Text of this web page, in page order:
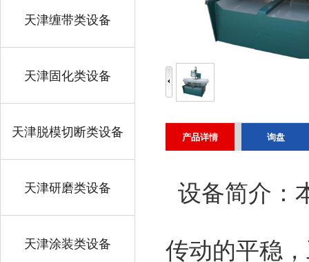
天津缠带类设备
天津固化类设备
天津脱模切断类设备
天津研磨类设备
天津涂装类设备
产品详情 询盘
设备简介：
传动的平稳